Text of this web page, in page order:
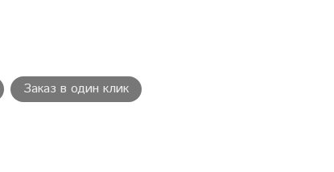
Заказ в один клик